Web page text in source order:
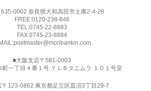
0002 奈良県大和高田市土庫2-4-28
FREE:0120-238-846
TEL:0745-22-8883
FAX:0745-23-8884
postmaster@moribankin.com
■大阪支店〒581-0003
町一丁目４番１号 ＹＬＢタニムラ １０１号室
〒123-0862 東京都足立区皿沼3丁目29-7